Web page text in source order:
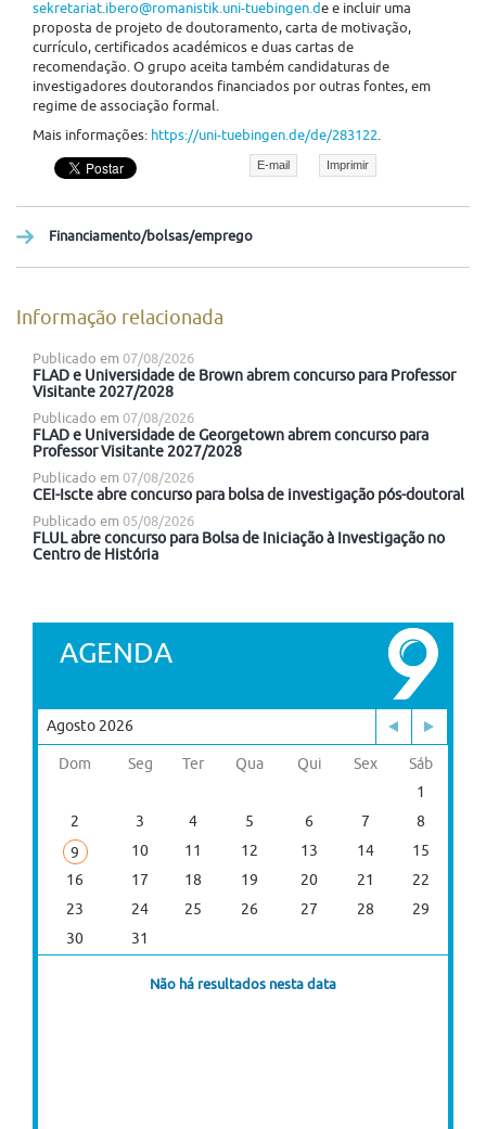
sekretariat.ibero@romanistik.uni-tuebingen.de e incluir uma
proposta de projeto de doutoramento, carta de motivação,
currículo, certificados académicos e duas cartas de
recomendação. O grupo aceita também candidaturas de
investigadores doutorandos financiados por outras fontes, em
regime de associação formal.
Mais informações: https://uni-tuebingen.de/de/283122
E-mail Imprimir
Financiamento/bolsas/emprego
Informação relacionada
Publicado em 07/08/2026
FLAD e Universidade de Brown abrem concurso para Professor
Visitante 2027/2028
Publicado em 07/08/2026
FLAD e Universidade de Georgetown abrem concurso para
Professor Visitante 2027/2028
Publicado em 07/08/2026
CEI-Iscte abre concurso para bolsa de investigação pós-doutoral
Publicado em 05/08/2026
FLUL abre concurso para Bolsa de Iniciação à Investigação no
Centro de História
AGENDA
Agosto 2026
Dom Seg Ter Qua Qui Sex
Sáb
1
2
3 4 5 6 7
8
9
10 11 12 13 14
15
16
17 18 19 20 21
22
23
24 25 26 27 28
29
30
31
Não há resultados nesta data